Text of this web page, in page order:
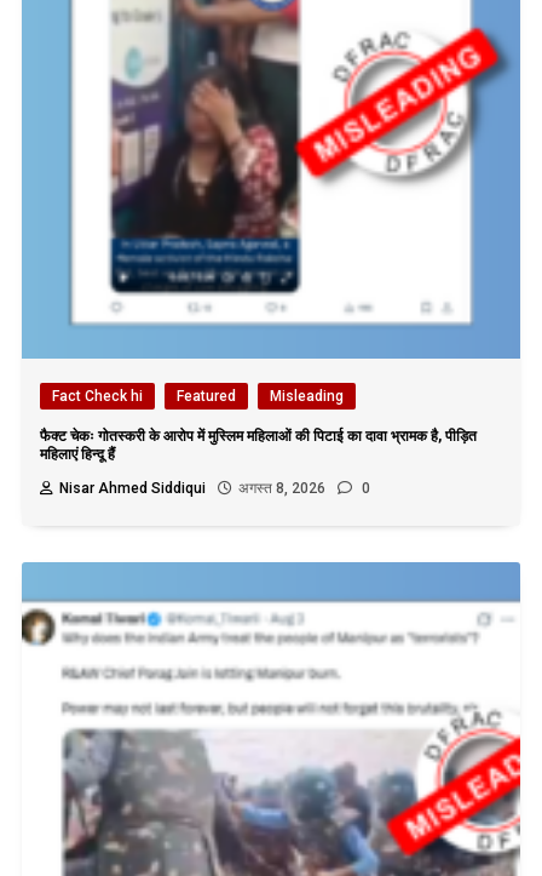
Fact Check hi Featured Misleading
फैक्ट चेकः गोतस्करी के आरोप में मुस्लिम महिलाओं की पिटाई का दावा भ्रामक है, पीड़ित
महिलाएं हिन्दू हैं
Nisar Ahmed Siddiqui
अगस्त 8, 2026 0